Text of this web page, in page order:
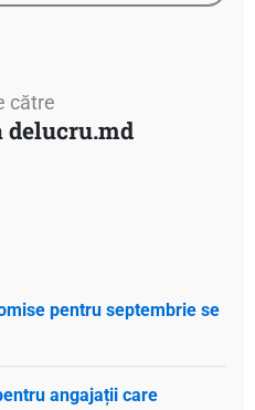
către
delucru.md
pentru septembrie se
angajații care